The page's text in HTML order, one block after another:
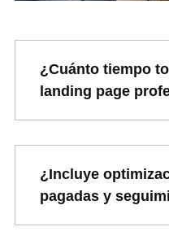
¿Cuánto tiempo
landing page
¿Incluye
pagadas y